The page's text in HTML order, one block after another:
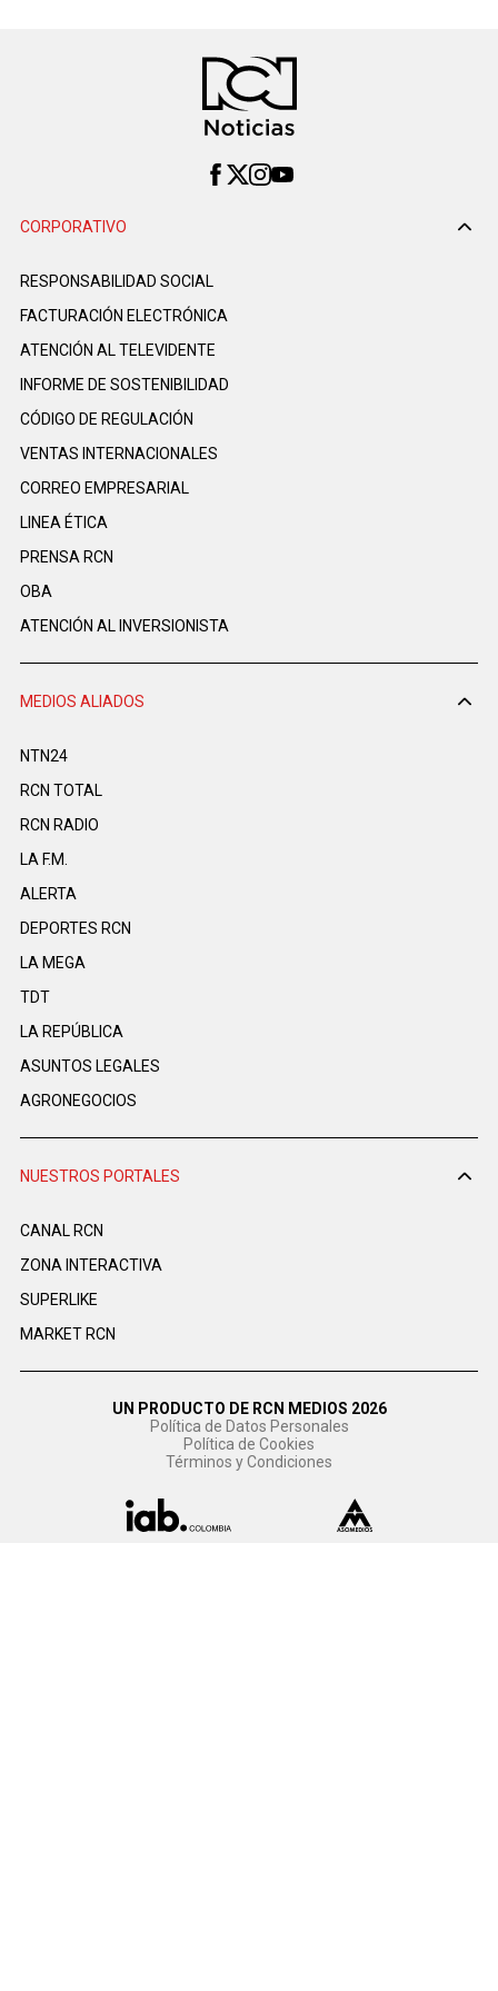
CORPORATIVO
RESPONSABILIDAD SOCIAL
FACTURACIÓN ELECTRÓNICA
ATENCIÓN AL TELEVIDENTE
INFORME DE SOSTENIBILIDAD
CÓDIGO DE REGULACIÓN
VENTAS INTERNACIONALES
CORREO EMPRESARIAL
LINEA ÉTICA
PRENSA RCN
OBA
ATENCIÓN AL INVERSIONISTA
MEDIOS ALIADOS
NTN24
RCN TOTAL
RCN RADIO
LA F.M.
ALERTA
DEPORTES RCN
LA MEGA
TDT
LA REPÚBLICA
ASUNTOS LEGALES
AGRONEGOCIOS
NUESTROS PORTALES
CANAL RCN
ZONA INTERACTIVA
SUPERLIKE
MARKET RCN
UN PRODUCTO DE RCN MEDIOS 2026
Política de Datos Personales
Política de Cookies
Términos y Condiciones